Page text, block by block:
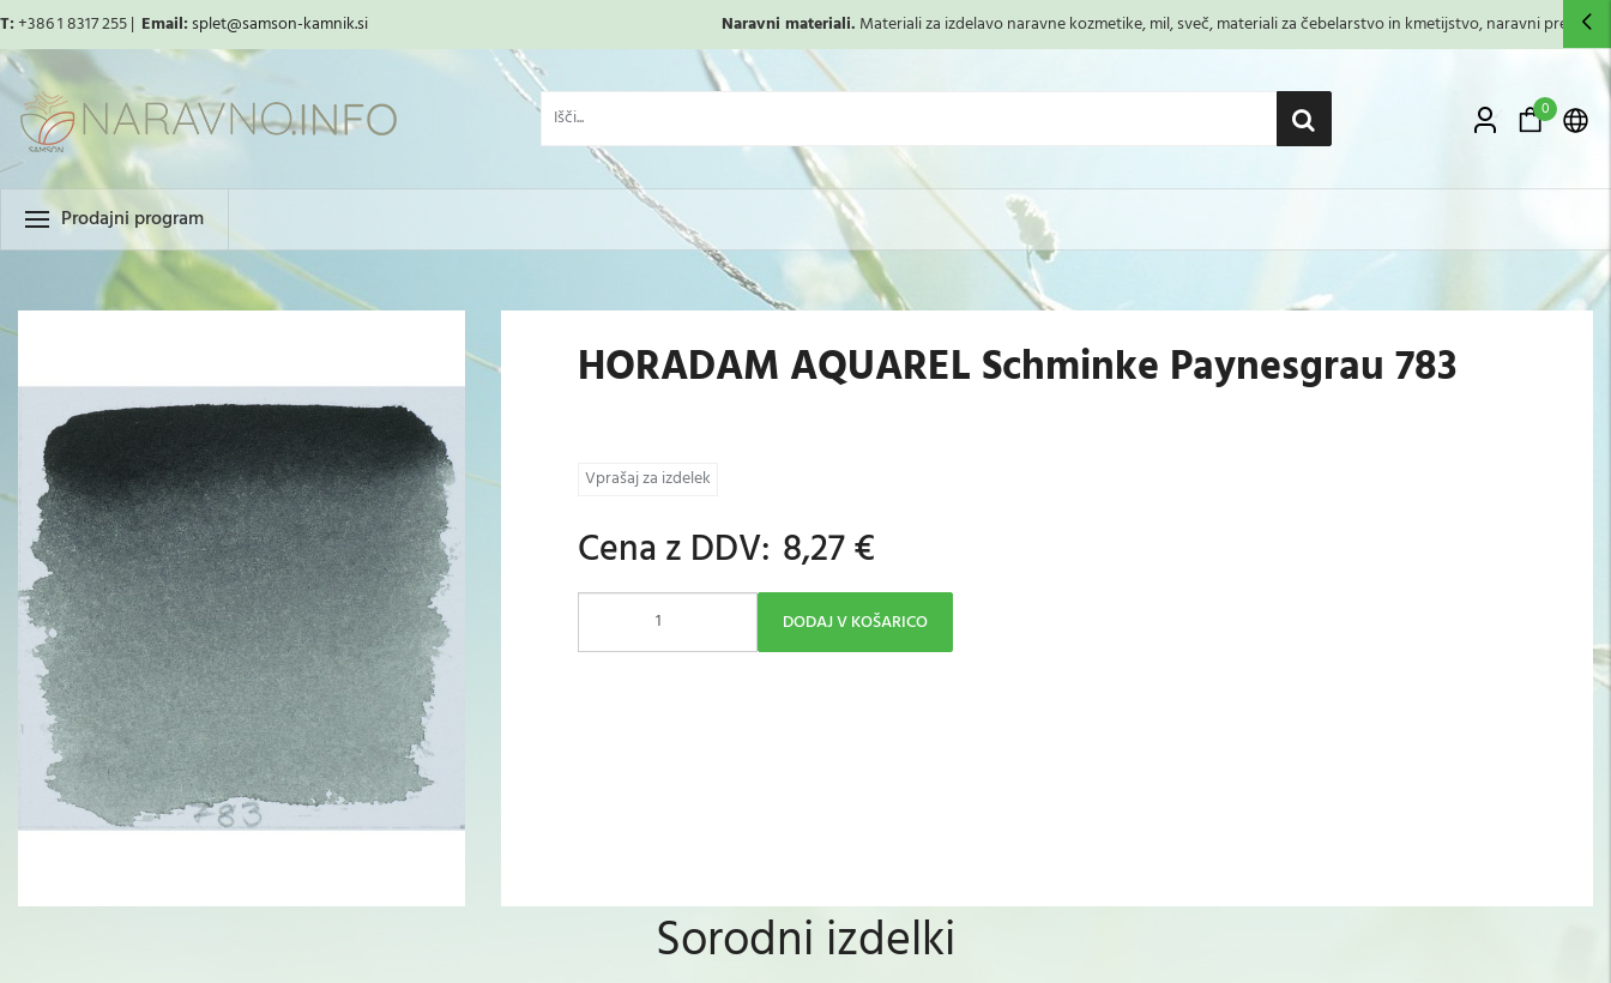
T:+386 1 8317 255 | Email:splet@samson-kamnik.si Naravni materiali. Materiali za izdelavo naravne kozmetike, mil, sveč, materiali za čebelarstvo in kmetijstvo, naravni premazi,...
0
Prodajni program
HORADAM AQUAREL Schminke Paynesgrau 783
Vprašaj za izdelek
Cena z DDV: 8,27 €
DODAJ V KOŠARICO
Sorodni izdelki